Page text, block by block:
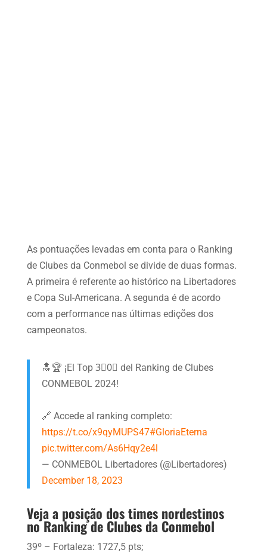
As pontuações levadas em conta para o Ranking
de Clubes da Conmebol se divide de duas formas.
A primeira é referente ao histórico na Libertadores
e Copa Sul-Americana. A segunda é de acordo
com a performance nas últimas edições dos
campeonatos.
🔝🏆 ¡El Top 3⃣0⃣ del Ranking de Clubes
CONMEBOL 2024!
🔗 Accede al ranking completo:
https://t.co/x9qyMUPS47#GloriaEterna
pic.twitter.com/As6Hqy2e4l
— CONMEBOL Libertadores (@Libertadores)
December 18, 2023
Veja a posição dos times nordestinos
no Ranking de Clubes da Conmebol
39º – Fortaleza: 1727,5 pts;